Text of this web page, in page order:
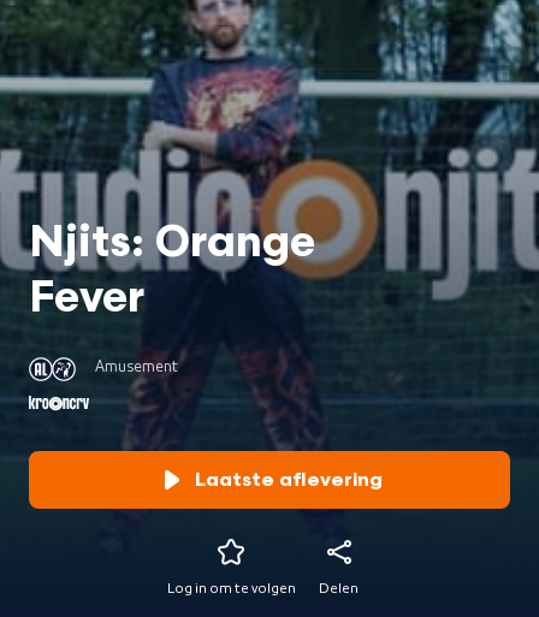
Njits: Orange
Fever
Amusement
Laatste aflevering
Log in om te volgen Delen